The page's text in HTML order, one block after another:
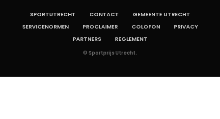
SPORTUTRECHT CONTACT
GEMEENTE UTRECHT
SERVICENORMEN
PROCLAIMER COLOFON
PRIVACY
PARTNERS
REGLEMENT
© Sportprijs Utrecht.